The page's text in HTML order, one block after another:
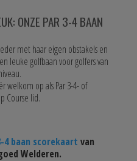
ONZE PAR 3-4 BAAN
met haar eigen obstakels en
leuke golfbaan voor golfers van
welkom op als Par 3-4- of
Course lid.
4 baan scorekaart van
Welderen.